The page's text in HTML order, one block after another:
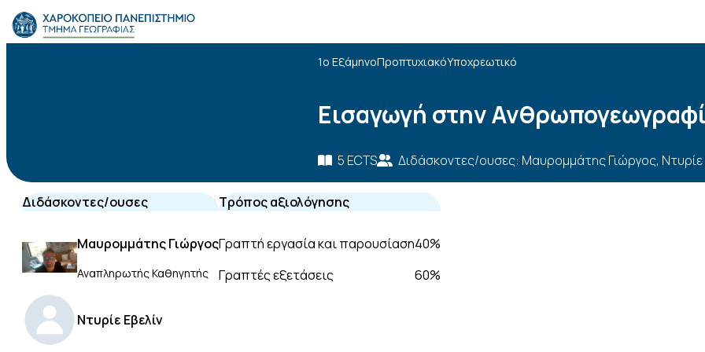
Skip to content
Προσωπικό
Ανακοινώσεις
Επικοινωνία
EN
1ο ΕξάμηνοΠροπτυχιακόΥποχρεωτικό
Εισαγωγή στην
5 ECTS Διδάσκοντες/ουσες: Μαυρομμάτης Γιώργος, Ντυρίε
Διδάσκοντες/ουσες
Μαυρομμάτης Γιώργος
Αναπληρωτής Καθηγητής
Ντυρίε Εβελίν
Τρόπος αξιολόγησης
Γραπτή εργασία και παρουσίαση40%
Γραπτές εξετάσεις
60%